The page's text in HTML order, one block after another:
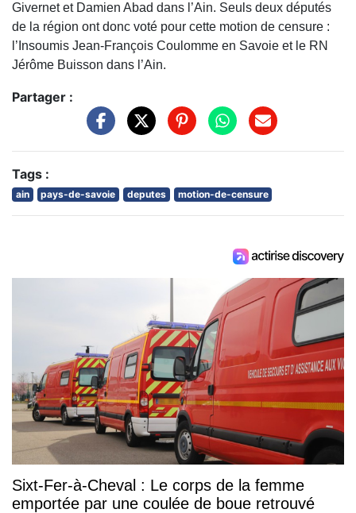
Givernet et Damien Abad dans l’Ain. Seuls deux députés
de la région ont donc voté pour cette motion de censure :
l’Insoumis Jean-François Coulomme en Savoie et le RN
Jérôme Buisson dans l’Ain.
Partager :
Tags :
ain pays-de-savoie deputes motion-de-censure
Sixt-Fer-à-Cheval : Le corps de la femme
emportée par une coulée de boue retrouvé